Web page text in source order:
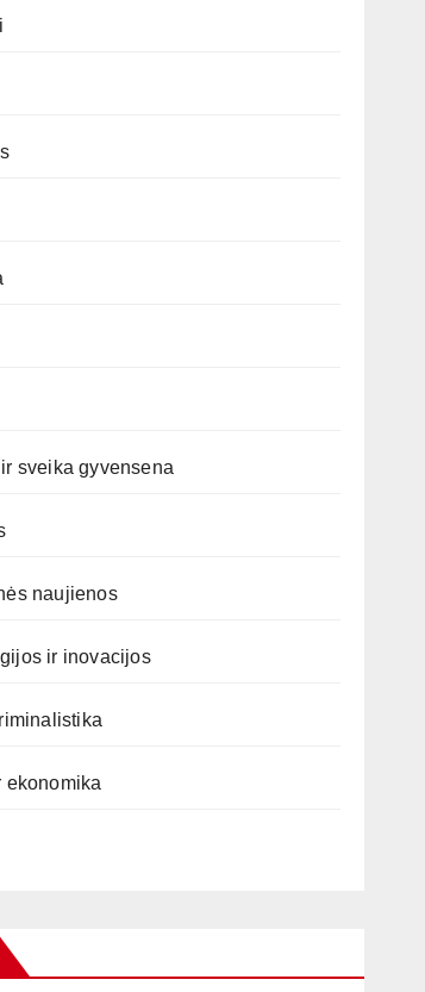
sveika gyvensena
naujienos
ir inovacijos
ekonomika